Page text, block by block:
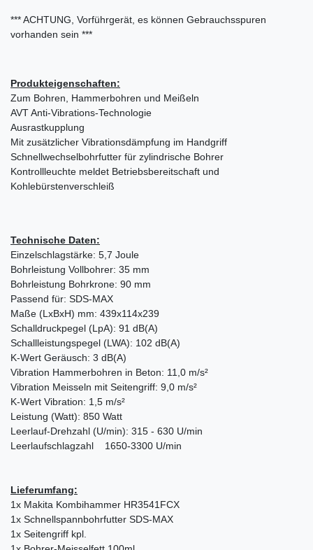
*** ACHTUNG, Vorführgerät, es können Gebrauchsspuren
vorhanden sein ***
Produkteigenschaften:
Zum Bohren, Hammerbohren und Meißeln
AVT Anti-Vibrations-Technologie
Ausrastkupplung
Mit zusätzlicher Vibrationsdämpfung im Handgriff
Schnellwechselbohrfutter für zylindrische Bohrer
Kontrollleuchte meldet Betriebsbereitschaft und
Kohlebürstenverschleiß
Technische Daten:
Einzelschlagstärke: 5,7 Joule
Bohrleistung Vollbohrer: 35 mm
Bohrleistung Bohrkrone: 90 mm
Passend für: SDS-MAX
Maße (LxBxH) mm: 439x114x239
Schalldruckpegel (LpA): 91 dB(A)
Schallleistungspegel (LWA): 102 dB(A)
K-Wert Geräusch: 3 dB(A)
Vibration Hammerbohren in Beton: 11,0 m/s²
Vibration Meisseln mit Seitengriff: 9,0 m/s²
K-Wert Vibration: 1,5 m/s²
Leistung (Watt): 850 Watt
Leerlauf-Drehzahl (U/min): 315 - 630 U/min
Leerlaufschlagzahl 1650-3300 U/min
Lieferumfang:
1x Makita Kombihammer HR3541FCX
1x Schnellspannbohrfutter SDS-MAX
1x Seitengriff kpl.